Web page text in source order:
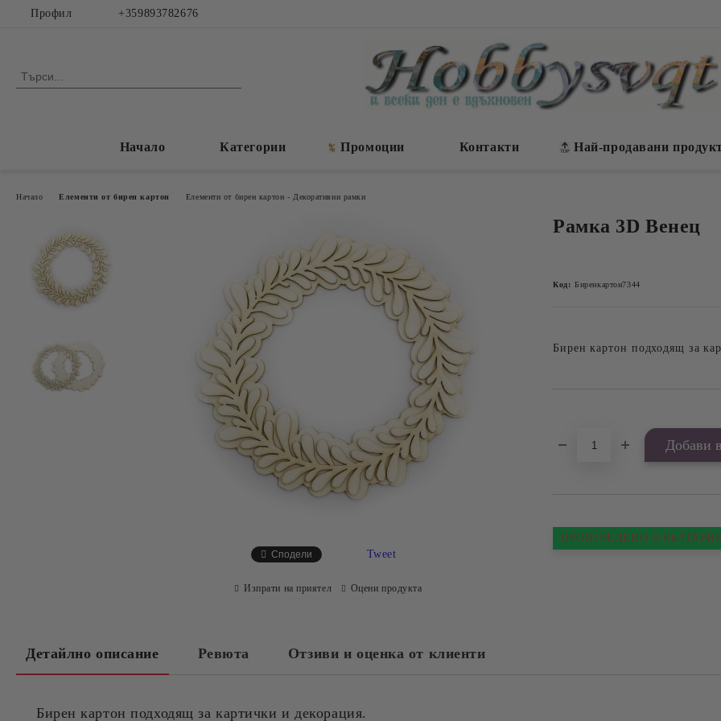
Профил +359893782676
Начало Категории Промоции Контакти Най-продавани
Начало Елементи от бирен картон Елементи от бирен картон - Декоративни рамки
Рамка 3D Венец
Код: Биренкартон7344
Бирен картон подходящ за
ПРОИЗВЕДЕНО В
Сподели Tweet
Изпрати на приятел Оцени продукта
Детайлно описание Ревюта Отзиви и оценка от клиенти
Бирен картон подходящ за картички и декорация.